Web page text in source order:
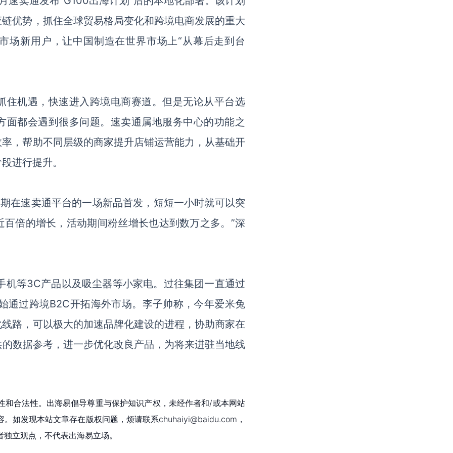
优势，抓住全球贸易格局变化和跨境电商发展的重大
场新用户，让中国制造在世界市场上“从幕后走到台
机遇，快速进入跨境电商赛道。但是无论从平台选
都会遇到很多问题。速卖通属地服务中心的功能之
，帮助不同层级的商家提升店铺运营能力，从基础开
进行提升。
在速卖通平台的一场新品首发，短短一小时就可以突
倍的增长，活动期间粉丝增长也达到数万之多。 ”深
机等3C产品以及吸尘器等小家电。过往集团一直通过
通过跨境B2C开拓海外市场。李子帅称，今年爱米兔
路，可以极大的加速品牌化建设的进程，协助商家在
的数据参考，进一步优化改良产品，为将来进驻当地线
合法性。出海易倡导尊重与保护知识产权，未经作者和/或本网站
如发现本站文章存在版权问题，烦请联系chuhaiyi@baidu.com，
立观点，不代表出海易立场。